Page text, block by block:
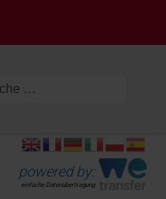
powered by:
einfache Datenübertragung